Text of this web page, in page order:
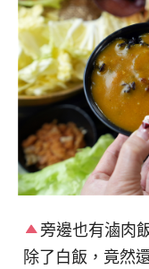
旁邊也有滷肉
除了白飯，竟然